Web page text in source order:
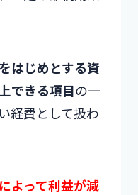
はじめとする資
できる項目の一
経費として扱わ
よって利益が減